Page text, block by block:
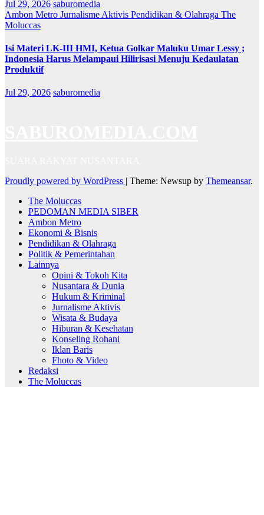
Jul 29, 2026 saburomedia
Ambon Metro Jurnalisme Aktivis Pendidikan & Olahraga The
Moluccas
Isi Materi LK-III HMI, Ketua Golkar Maluku Umar Lessy ;
Indonesia Harus Melampaui Hilirisasi Menuju Kedaulatan
Produktif
Jul 29, 2026 saburomedia
Proudly powered by WordPress | Theme: Newsup by Themeansar.
The Moluccas
PEDOMAN MEDIA SIBER
Ambon Metro
Ekonomi & Bisnis
Pendidikan & Olahraga
Politik & Pemerintahan
Lainnya
Opini & Tokoh Kita
Nusantara & Dunia
Hukum & Kriminal
Jurnalisme Aktivis
Wisata & Budaya
Hiburan & Kesehatan
Konseling Rohani
Iklan Baris
Fhoto & Video
Redaksi
The Moluccas